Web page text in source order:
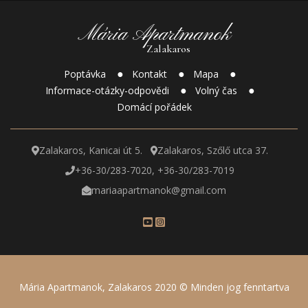
Mária Apartmanok
Zalakaros
Poptávka Kontakt
Mapa
Informace-otázky-odpovědi
Volný čas
Domácí pořádek
Zalakaros, Kanicai út 5.
Zalakaros, Szőlő utca 37.
+36-30/283-7020, +36-30/283-7019
mariaapartmanok@gmail.com
Mária Apartmanok, Zalakaros 2020 © Minden jog fenntartva